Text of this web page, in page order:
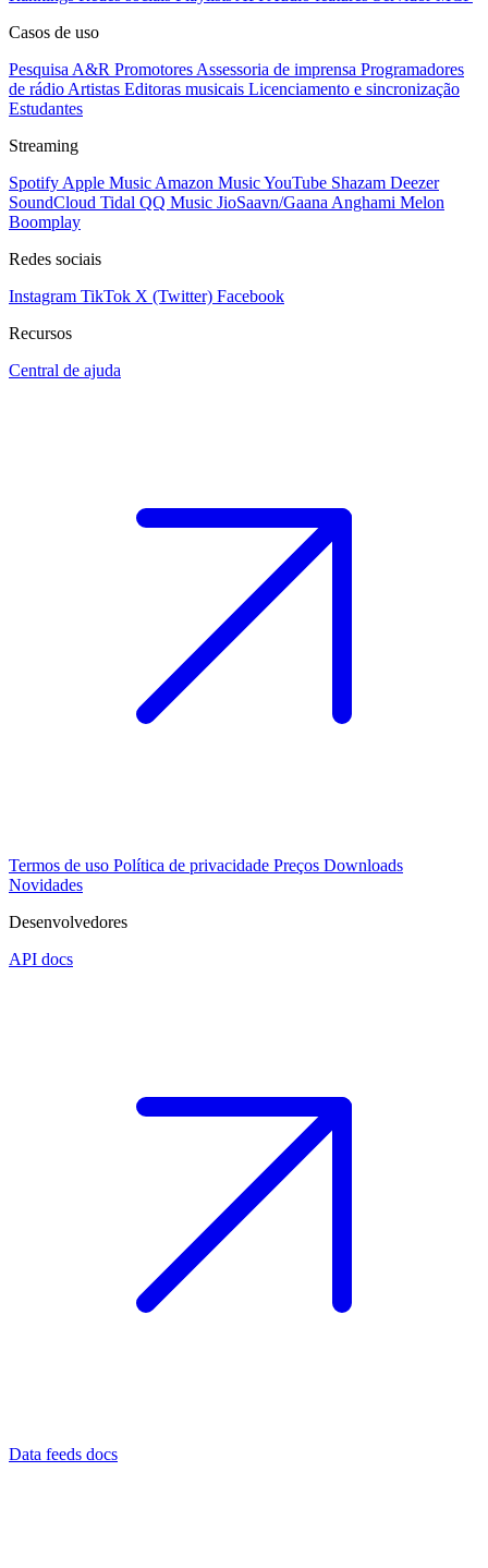
Casos de uso
Pesquisa A&R Promotores Assessoria de imprensa Programadores
de rádio Artistas Editoras musicais Licenciamento e sincronização
Estudantes
Streaming
Spotify Apple Music Amazon MusicYouTube Shazam Deezer
SoundCloud Tidal QQ Music JioSaavn/Gaana Anghami Melon
Boomplay
Redes sociais
Instagram TikTok X (Twitter) Facebook
Recursos
Central de ajuda
Termos de uso Política de privacidade Preços Downloads
Novidades
Desenvolvedores
API docs
Data feeds docs